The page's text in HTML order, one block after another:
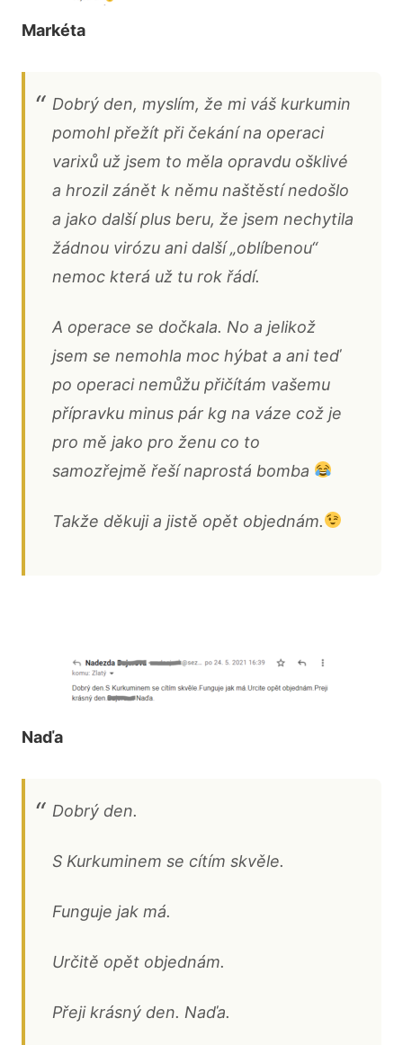
Markéta
Dobrý den, myslím, že mi váš kurkumin
pomohl přežít při čekání na operaci
varixů už jsem to měla opravdu ošklivé
a hrozil zánět k němu naštěstí nedošlo
a jako další plus beru, že jsem nechytila
žádnou virózu ani další „oblíbenou“
nemoc která už tu rok řádí.
A operace se dočkala. No a jelikož
jsem se nemohla moc hýbat a ani teď
po operaci nemůžu přičítám vašemu
přípravku minus pár kg na váze což je
pro mě jako pro ženu co to
samozřejmě řeší naprostá bomba
Takže děkuji a jistě opět objednám.
Naďa
Dobrý den.
S Kurkuminem se cítím skvěle.
Funguje jak má.
Určitě opět objednám.
Přeji krásný den. Naďa.